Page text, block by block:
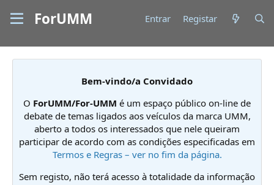
ForUMM Entrar Registar
Bem-vindo/a Convidado
O ForUMM/For-UMM é um espaço público on-line de
debate de temas ligados aos veículos da marca UMM,
aberto a todos os interessados que nele queiram
participar de acordo com as condições especificadas em
Termos e Regras – ver no fim da página.
Sem registo, não terá acesso à totalidade da informação